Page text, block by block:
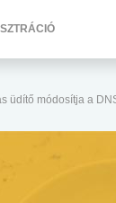
üdítő módosítja a